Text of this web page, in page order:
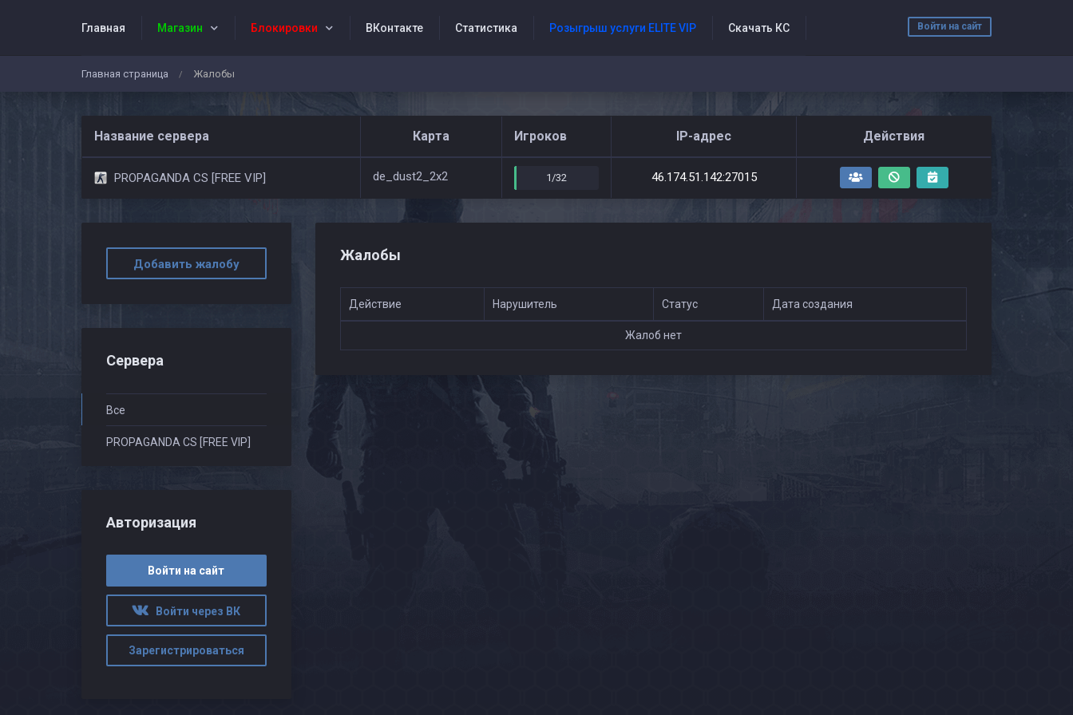
Войти на сайт
Главная Магазин Блокировки ВКонтакте Статистика Розыгрыш услуги ELITE VIP Скачать КС
Администраторы
Главная страница / Жалобы
Название сервера Карта Игроков IP-адрес Действия
PROPAGANDA CS [FREE VIP] de_dust2_2x2 1/32 46.174.51.142:27015
Жалобы
Действие Нарушитель Статус Дата создания
Жалоб нет
Добавить жалобу
Сервера
Все
PROPAGANDA CS [FREE VIP]
Авторизация
Войти на сайт
Войти через ВК
Зарегистрироваться